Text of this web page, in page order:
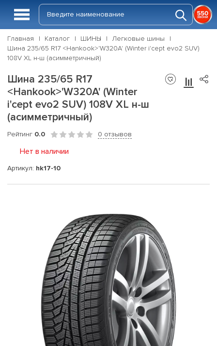
Главная Каталог ШИНЫ
Легковые шины
Шина 235/65 R17 <Hankook>'W320A' (Winter i'cept evo2 SUV)
108V XL н-ш (асимметричный)
Шина 235/65 R17
<Hankook>'W320A' (Winter
i'cept evo2 SUV) 108V XL н-ш
(асимметричный)
Рейтинг 0.0 0 отзывов
Нет в наличии
Артикул: hk17-10